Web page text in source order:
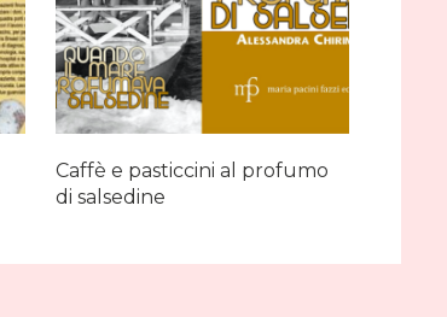
Caffè e pasticcini al profumo
di salsedine